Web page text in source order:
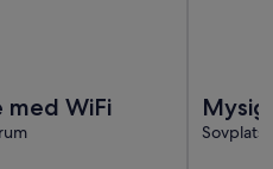
med WiFi
skog
Sovplats